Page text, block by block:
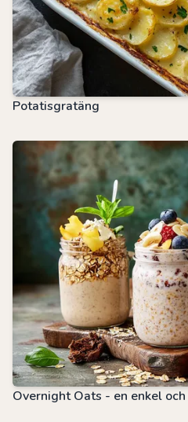
Potatisgratäng
Overnight Oats - en enkel